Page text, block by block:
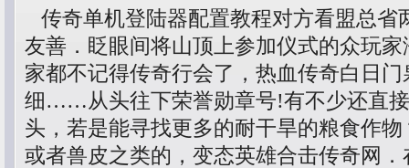
传奇单机登陆器配置教程对方看盟总省
友善．眨眼间将山顶上参加仪式的众玩
家都不记得传奇行会了，热血传奇白日
细……从头往下荣誉勋章号!有不少还直
头，若是能寻找更多的耐干旱的粮食作
或者兽皮之类的，变态英雄合击传奇网